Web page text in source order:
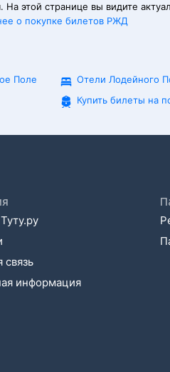
этой странице вы видите
о покупке билетов РЖД
Поле
Отели Лодейного
Купить билеты на
связь
информация